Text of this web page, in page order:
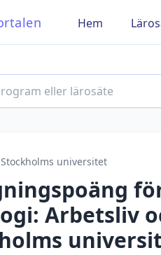
Hem
Stockholms universitet
Arbetsliv